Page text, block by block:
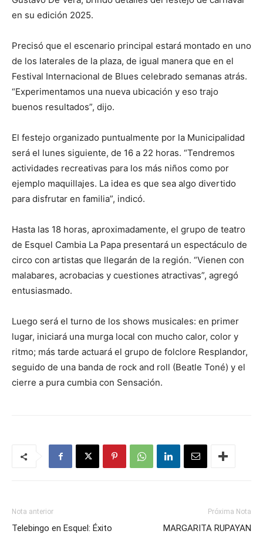
en su edición 2025.
Precisó que el escenario principal estará montado en uno
de los laterales de la plaza, de igual manera que en el
Festival Internacional de Blues celebrado semanas atrás.
“Experimentamos una nueva ubicación y eso trajo
buenos resultados”, dijo.
El festejo organizado puntualmente por la Municipalidad
será el lunes siguiente, de 16 a 22 horas. “Tendremos
actividades recreativas para los más niños como por
ejemplo maquillajes. La idea es que sea algo divertido
para disfrutar en familia”, indicó.
Hasta las 18 horas, aproximadamente, el grupo de teatro
de Esquel Cambia La Papa presentará un espectáculo de
circo con artistas que llegarán de la región. “Vienen con
malabares, acrobacias y cuestiones atractivas”, agregó
entusiasmado.
Luego será el turno de los shows musicales: en primer
lugar, iniciará una murga local con mucho calor, color y
ritmo; más tarde actuará el grupo de folclore Resplandor,
seguido de una banda de rock and roll (Beatle Toné) y el
cierre a pura cumbia con Sensación.
Nota anterior
Telebingo en Esquel: Éxito
Próxima Nota
MARGARITA RUPAYAN